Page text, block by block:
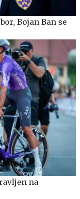
Bojan Ban se
na